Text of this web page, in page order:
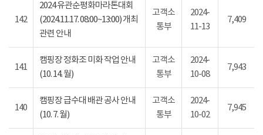
142
2024 유관순평화마라톤대회
(2024.11.17. 08:00~13:00) 개최
관련 안내
고객소
통부
2024-
11-13
7,409
141
캠핑장 정화조 미화 작업 안내
(10. 14. 월)
고객소
통부
2024-
10-08
7,943
140
캠핑장 급수대 배관 공사 안내
(10. 7. 월)
고객소
통부
2024-
10-02
7,945